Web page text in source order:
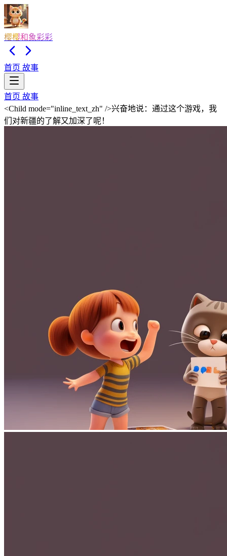
樱樱和象彩彩
首页 故事
首页 故事
<Child mode="inline_text_zh" />兴奋地说：通过这个游戏，我
们对新疆的了解又加深了呢！